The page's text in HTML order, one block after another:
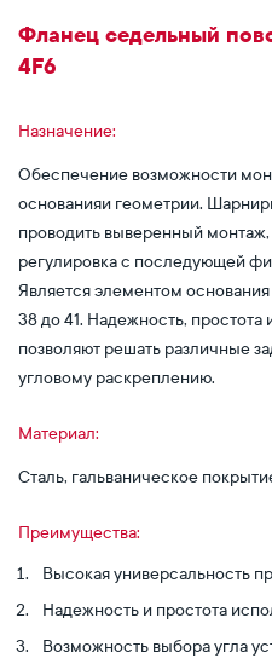
Фланец седельный
4F6
Назначение:
Обеспечение возможности
основанияи геометрии.
проводить выверенный
регулировка с последующей
Является элементом
38 до 41. Надежность,
позволяют решать различные
угловому раскреплению.
Материал:
Сталь, гальваническое
Преимущества:
Высокая универсальность
Надежность и простота
Возможность выбора угла